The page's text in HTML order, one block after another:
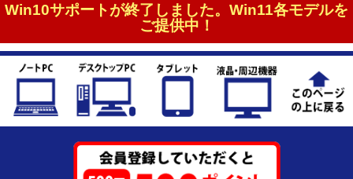
Win10サポートが終了しました。Win11各モデルを
ご提供中！